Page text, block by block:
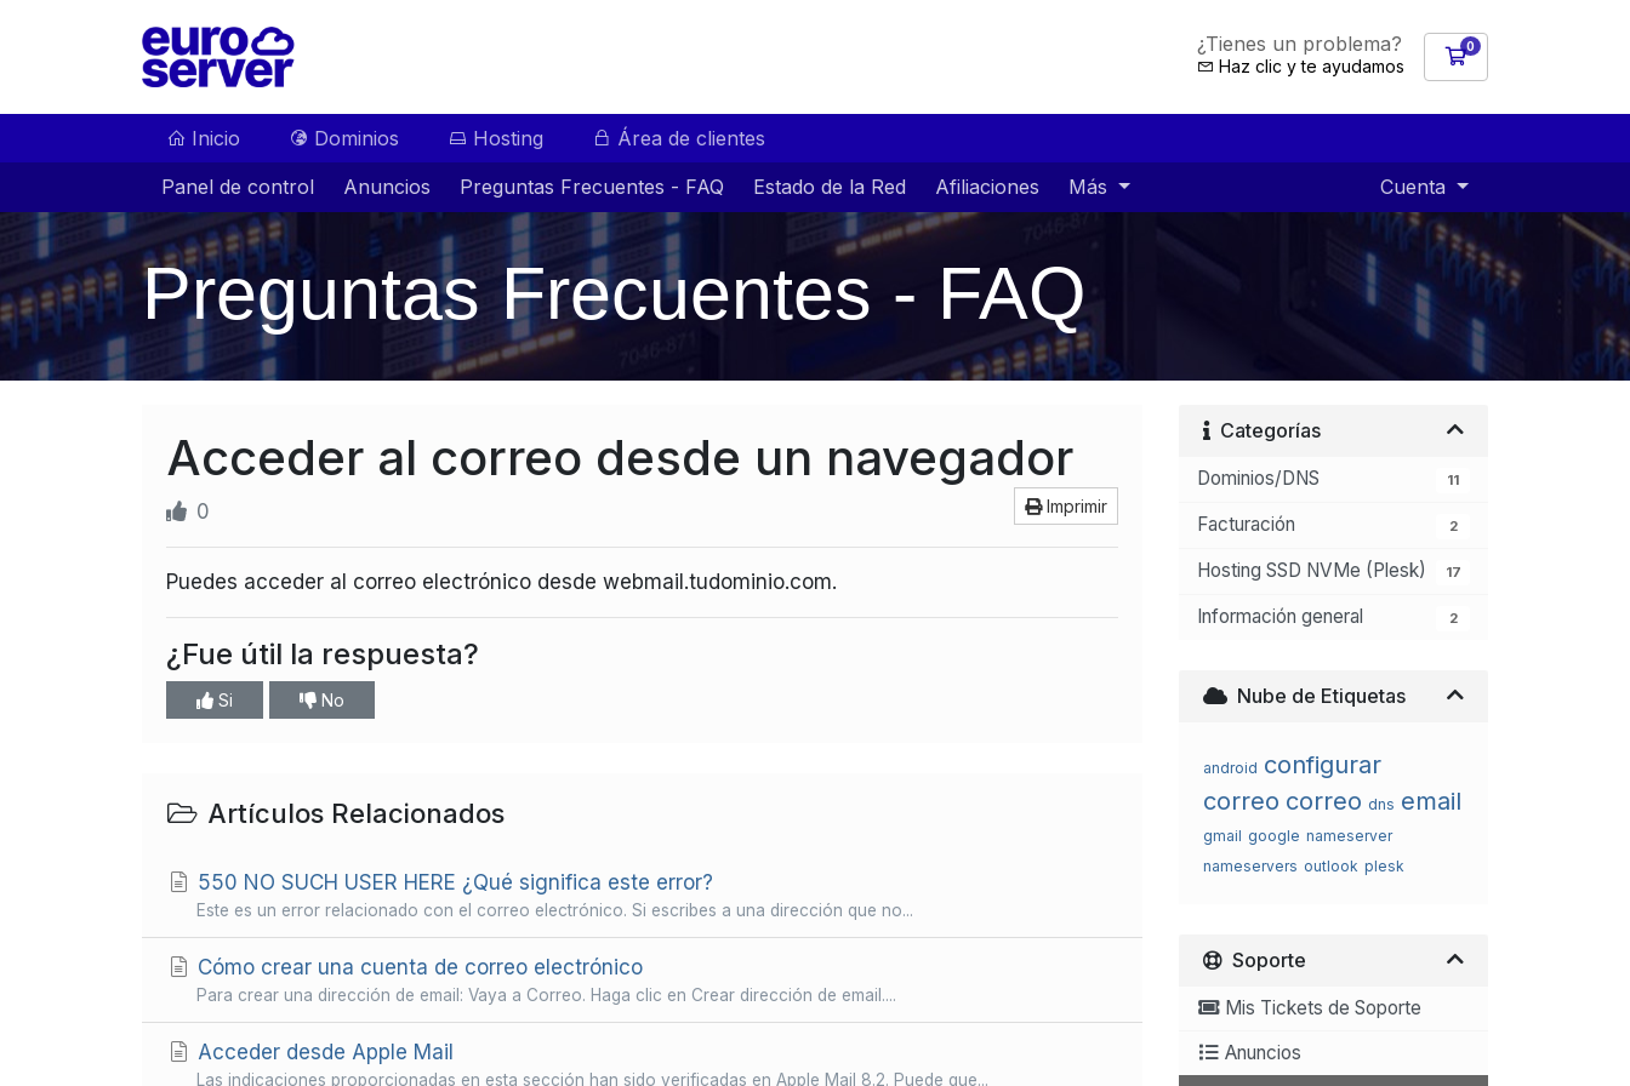
¿Tienes un problema?
Haz clic y te ayudamos
0
Carro de Pedidos
Inicio Dominios Hosting
Área de clientes
Panel de control
Anuncios Preguntas Frecuentes - FAQ Estado de la Red Afiliaciones Más Cuenta
Preguntas Frecuentes - FAQ
Acceder al correo desde un navegador
Imprimir
0
Puedes acceder al correo electrónico desde webmail.tudominio.com.
¿Fue útil la respuesta?
Si No
Artículos Relacionados
550 NO SUCH USER HERE ¿Qué significa este error?
Este es un error relacionado con el correo electrónico. Si escribes a una dirección que no...
Cómo crear una cuenta de correo electrónico
Para crear una dirección de email: Vaya a Correo. Haga clic en Crear dirección de email....
Acceder desde Apple Mail
Las indicaciones proporcionadas en esta sección han sido verificadas en Apple Mail 8.2. Puede que...
Categorías
Dominios/DNS 11
Facturación 2
Hosting SSD NVMe (Plesk) 17
Información general 2
Nube de Etiquetas
android configurar
correo correo dns email
gmail google nameserver
nameservers outlook plesk
Soporte
Mis Tickets de Soporte
Anuncios